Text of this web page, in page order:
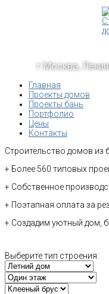
г.Москва,
Главная
Проекты домов
Проекты бань
Портфолио
Цены
Контакты
Строительство домов из
+ Более 560 типовых
+ Собственное
+ Поэтапная оплата за
+ Создадим уютный дом,
Выберите тип строения: